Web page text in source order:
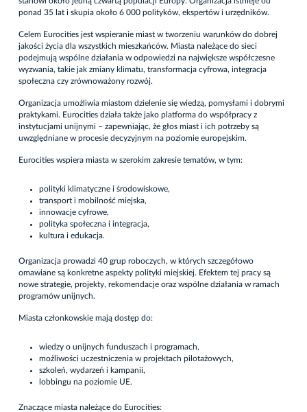
ponad 35 lat i skupia około 6 000 polityków, ekspertów i urzędników.
Celem Eurocities jest wspieranie miast w tworzeniu warunków do dobrej
jakości życia dla wszystkich mieszkańców. Miasta należące do sieci
podejmują wspólne działania w odpowiedzi na największe współczesne
wyzwania, takie jak zmiany klimatu, transformacja cyfrowa, integracja
społeczna czy zrównoważony rozwój.
Organizacja umożliwia miastom dzielenie się wiedzą, pomysłami i dobrymi
praktykami. Eurocities działa także jako platforma do współpracy z
instytucjami unijnymi – zapewniając, że głos miast i ich potrzeby są
uwzględniane w procesie decyzyjnym na poziomie europejskim.
Eurocities wspiera miasta w szerokim zakresie tematów, w tym:
polityki klimatyczne i środowiskowe,
transport i mobilność miejska,
innowacje cyfrowe,
polityka społeczna i integracja,
kultura i edukacja.
Organizacja prowadzi 40 grup roboczych, w których szczegółowo
omawiane są konkretne aspekty polityki miejskiej. Efektem tej pracy są
nowe strategie, projekty, rekomendacje oraz wspólne działania w ramach
programów unijnych.
Miasta członkowskie mają dostęp do:
wiedzy o unijnych funduszach i programach,
możliwości uczestniczenia w projektach pilotażowych,
szkoleń, wydarzeń i kampanii,
lobbingu na poziomie UE.
Znaczące miasta należące do Eurocities: